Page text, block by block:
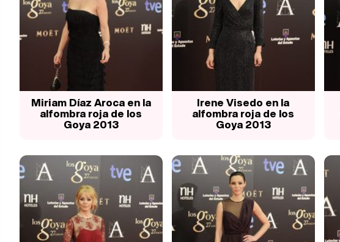
Miriam Díaz Aroca en la
alfombra roja de los
Goya 2013
Irene Visedo en la
alfombra roja de los
Goya 2013